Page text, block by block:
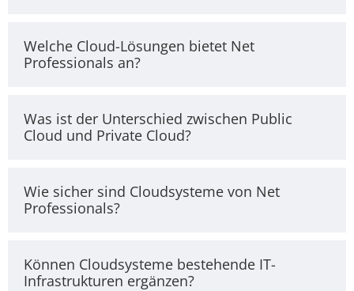
Welche Cloud-Lösungen bietet Net
Professionals an?
Was ist der Unterschied zwischen Public
Cloud und Private Cloud?
Wie sicher sind Cloudsysteme von Net
Professionals?
Können Cloudsysteme bestehende IT-
Infrastrukturen ergänzen?